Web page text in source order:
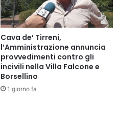
Cava de’ Tirreni,
l’Amministrazione annuncia
provvedimenti contro gli
incivili nella Villa Falcone e
Borsellino
1 giorno fa